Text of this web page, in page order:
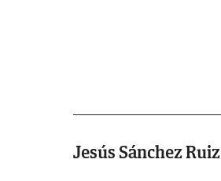
Jesús Sánchez Ruiz